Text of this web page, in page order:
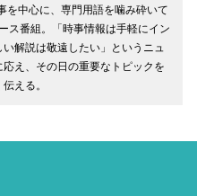
を中心に、専門用語を噛み砕いて
ス番組。「時事情報は手軽にイン
解説は敬遠したい」というニュ
え、その日の重要なトピックを
える。